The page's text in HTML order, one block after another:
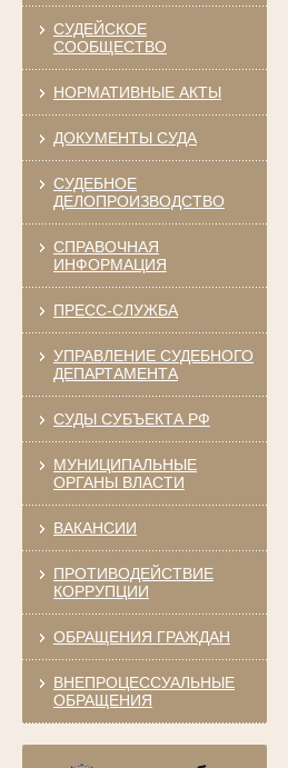
СУДЕЙСКОЕ
СООБЩЕСТВО
НОРМАТИВНЫЕ АКТЫ
ДОКУМЕНТЫ СУДА
СУДЕБНОЕ
ДЕЛОПРОИЗВОДСТВО
СПРАВОЧНАЯ
ИНФОРМАЦИЯ
ПРЕСС-СЛУЖБА
УПРАВЛЕНИЕ СУДЕБНОГО
ДЕПАРТАМЕНТА
СУДЫ СУБЪЕКТА РФ
МУНИЦИПАЛЬНЫЕ
ОРГАНЫ ВЛАСТИ
ВАКАНСИИ
ПРОТИВОДЕЙСТВИЕ
КОРРУПЦИИ
ОБРАЩЕНИЯ ГРАЖДАН
ВНЕПРОЦЕССУАЛЬНЫЕ
ОБРАЩЕНИЯ